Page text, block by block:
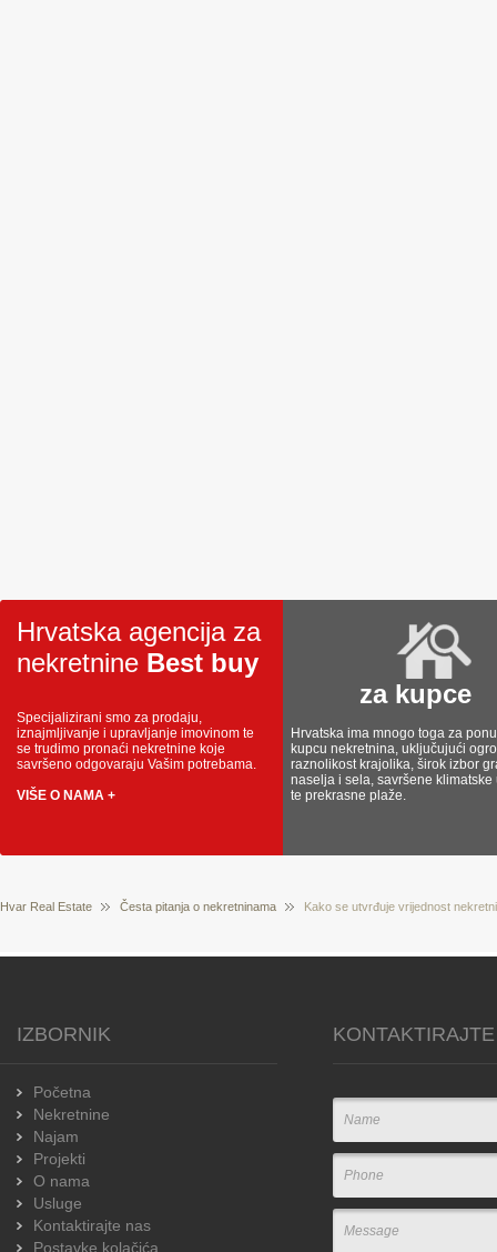
Hrvatska agencija za
nekretnine Best buy
Specijalizirani smo za prodaju,
iznajmljivanje i upravljanje imovinom te
se trudimo pronaći nekretnine koje
savršeno odgovaraju Vašim potrebama.
VIŠE O NAMA +
za kupce
Hrvatska ima mnogo toga za
kupcu nekretnina, uključujući
raznolikost krajolika, širok izbor
naselja i sela, savršene klimatske
te prekrasne plaže.
Hvar Real Estate Česta pitanja o nekretninama Kako se utvrđuje vrijednost
IZBORNIK
Početna
Nekretnine
Najam
Projekti
O nama
Usluge
Kontaktirajte nas
Postavke kolačića